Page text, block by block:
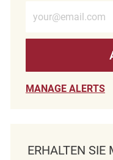
MANAGE ALERTS
ERHALTEN SIE